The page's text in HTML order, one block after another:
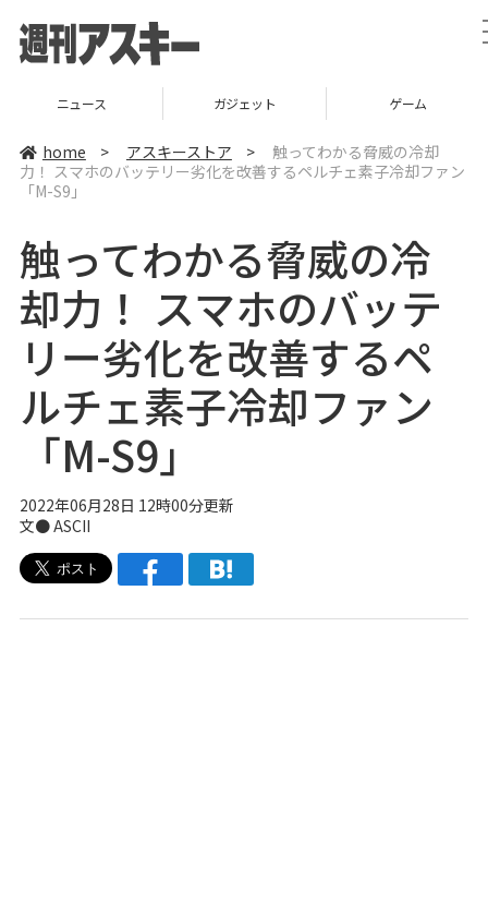
ニュース ガジェット ゲーム
home > アスキーストア >
触ってわかる脅威の冷却
力！ スマホのバッテリー劣化を改善するペルチェ素子冷却ファン
「M-S9」
触ってわかる脅威の冷
却力！ スマホのバッテ
リー劣化を改善するペ
ルチェ素子冷却ファン
「M-S9」
2022年06月28日 12時00分更新
文● ASCII